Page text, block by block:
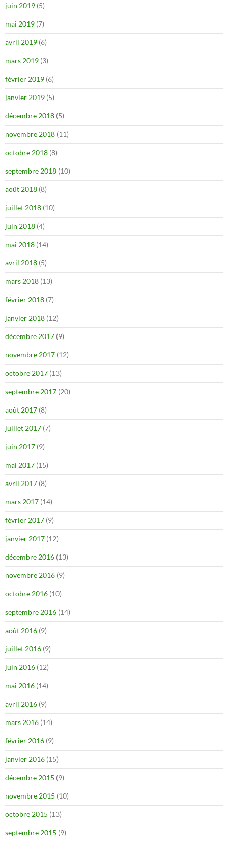
juin 2019 (5)
mai 2019 (7)
avril 2019 (6)
mars 2019 (3)
février 2019 (6)
janvier 2019 (5)
décembre 2018 (5)
novembre 2018 (11)
octobre 2018 (8)
septembre 2018 (10)
août 2018 (8)
juillet 2018 (10)
juin 2018 (4)
mai 2018 (14)
avril 2018 (5)
mars 2018 (13)
février 2018 (7)
janvier 2018 (12)
décembre 2017 (9)
novembre 2017 (12)
octobre 2017 (13)
septembre 2017 (20)
août 2017 (8)
juillet 2017 (7)
juin 2017 (9)
mai 2017 (15)
avril 2017 (8)
mars 2017 (14)
février 2017 (9)
janvier 2017 (12)
décembre 2016 (13)
novembre 2016 (9)
octobre 2016 (10)
septembre 2016 (14)
août 2016 (9)
juillet 2016 (9)
juin 2016 (12)
mai 2016 (14)
avril 2016 (9)
mars 2016 (14)
février 2016 (9)
janvier 2016 (15)
décembre 2015 (9)
novembre 2015 (10)
octobre 2015 (13)
septembre 2015 (9)